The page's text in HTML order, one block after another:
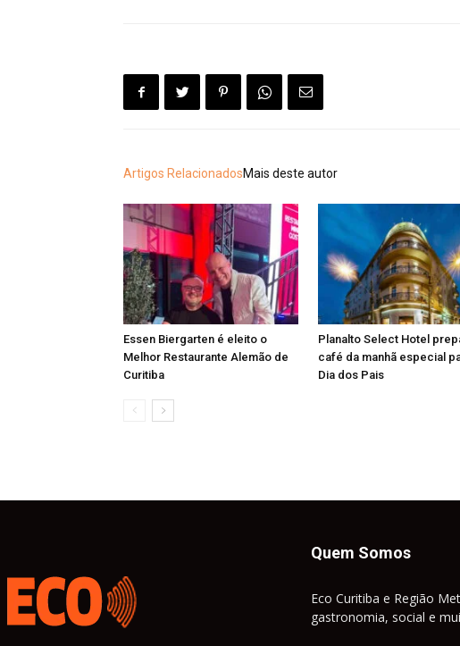
Artigos RelacionadosMais deste autor
Essen Biergarten é eleito o
Melhor Restaurante Alemão de
Curitiba
Planalto Select Hotel
café da manhã especial
Dia dos Pais
Quem Somos
Eco Curitiba e Região
gastronomia, social e